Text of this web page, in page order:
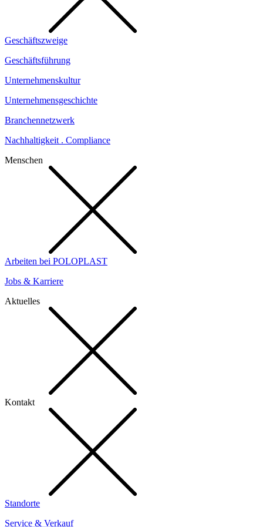
Geschäftszweige
Geschäftsführung
Unternehmenskultur
Unternehmensgeschichte
Branchennetzwerk
Nachhaltigkeit . Compliance
Menschen
Arbeiten bei POLOPLAST
Jobs & Karriere
Aktuelles
Kontakt
Standorte
Service & Verkauf